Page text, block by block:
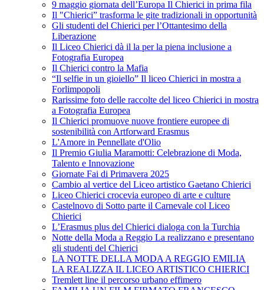
9 maggio giornata dell’Europa Il Chierici in prima fila
Il "Chierici” trasforma le gite tradizionali in opportunità
Gli studenti del Chierici per l’Ottantesimo della
Liberazione
Il Liceo Chierici dà il la per la piena inclusione a
Fotografia Europea
Il Chierici contro la Mafia
“Il selfie in un gioiello” Il liceo Chierici in mostra a
Forlimpopoli
Rarissime foto delle raccolte del liceo Chierici in mostra
a Fotografia Europea
Il Chierici promuove nuove frontiere europee di
sostenibilità con Artforward Erasmus
L'Amore in Pennellate d'Olio
Il Premio Giulia Maramotti: Celebrazione di Moda,
Talento e Innovazione
Giornate Fai di Primavera 2025
Cambio al vertice del Liceo artistico Gaetano Chierici
Liceo Chierici crocevia europeo di arte e culture
Castelnovo di Sotto parte il Carnevale col Liceo
Chierici
L’Erasmus plus del Chierici dialoga con la Turchia
Notte della Moda a Reggio La realizzano e presentano
gli studenti del Chierici
LA NOTTE DELLA MODA A REGGIO EMILIA
LA REALIZZA IL LICEO ARTISTICO CHIERICI
Tremlett line il percorso urbano effimero